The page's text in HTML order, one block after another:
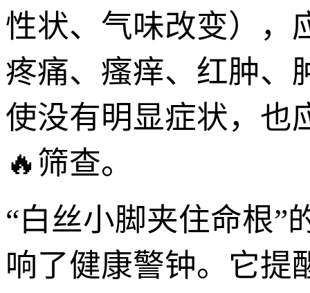
性状、气味改变），
疼痛、瘙痒、红肿、
使没有明显症状，也
🔥筛查。
“白丝小脚夹住命根”
响了健康警钟。它提